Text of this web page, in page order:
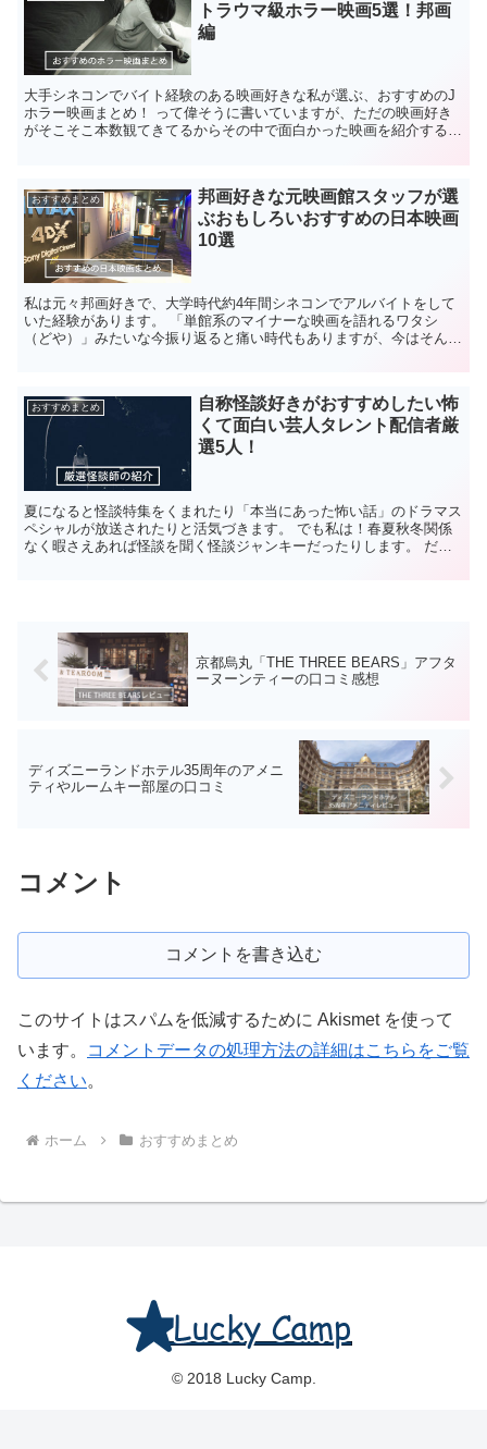
トラウマ級ホラー映画5選！邦画
編
大手シネコンでバイト経験のある映画好きな私が選ぶ、おすすめのJ
ホラー映画まとめ！ って偉そうに書いていますが、ただの映画好き
がそこそこ本数観てきてるからその中で面白かった映画を紹介するコ
おすすめまとめ
邦画好きな元映画館スタッフが選
ぶおもしろいおすすめの日本映画
10選
私は元々邦画好きで、大学時代約4年間シネコンでアルバイトをして
いた経験があります。 「単館系のマイナーな映画を語れるワタシ
（どや）」みたいな今振り返ると痛い時代もありますが、今はそんな
おすすめまとめ
自称怪談好きがおすすめしたい怖
くて面白い芸人タレント配信者厳
選5人！
夏になると怪談特集をくまれたり「本当にあった怖い話」のドラマス
ペシャルが放送されたりと活気づきます。 でも私は！春夏秋冬関係
なく暇さえあれば怪談を聞く怪談ジャンキーだったりします。 だか
京都烏丸「THE THREE BEARS」アフタ
ーヌーンティーの口コミ感想
ディズニーランドホテル35周年のアメニ
ティやルームキー部屋の口コミ
コメント
コメントを書き込む
このサイトはスパムを低減するために Akismet を使って
います。
コメントデータの処理方法の詳細はこちらをご覧
ください。
ホーム おすすめまとめ
© 2018 Lucky Camp.